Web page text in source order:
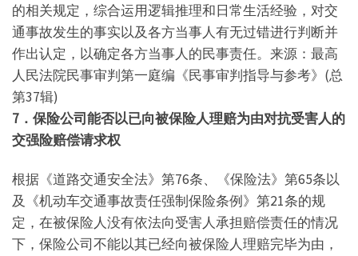
的相关规定，综合运用逻辑推理和日常生活经验，对交
通事故发生的事实以及各方当事人有无过错进行判断并
作出认定，以确定各方当事人的民事责任。来源：最高
人民法院民事审判第一庭编《民事审判指导与参考》(总
第37辑)
7．保险公司能否以已向被保险人理赔为由对抗受害人的
交强险赔偿请求权
根据《道路交通安全法》第76条、《保险法》第65条以
及《机动车交通事故责任强制保险条例》第21条的规
定，在被保险人没有依法向受害人承担赔偿责任的情况
下，保险公司不能以其已经向被保险人理赔完毕为由，